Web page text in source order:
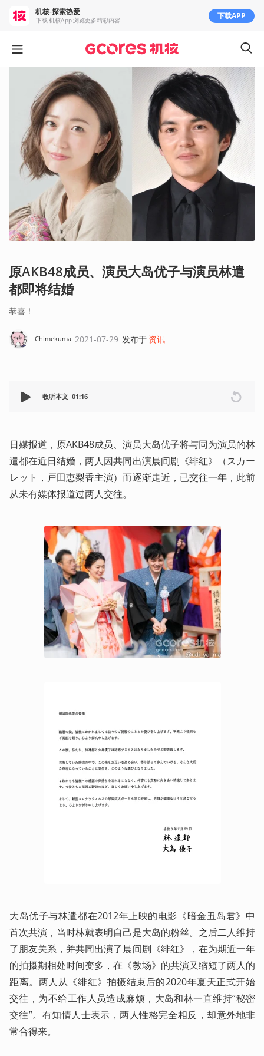
原AKB48成员、演员大岛优子与演员林遣
都即将结婚
恭喜！
Chimekuma 2021-07-29 发布于 资讯
收听本文 01:16
日媒报道，原AKB48成员、演员大岛优子将与同为演员的林
遣都在近日结婚，两人因共同出演晨间剧《绯红》（スカー
レット，戸田恵梨香主演）而逐渐走近，已交往一年，此前
从未有媒体报道过两人交往。
大岛优子与林遣都在2012年上映的电影《暗金丑岛君》中
首次共演，当时林就表明自己是大岛的粉丝。之后二人维持
了朋友关系，并共同出演了晨间剧《绯红》，在为期近一年
的拍摄期相处时间变多，在《教场》的共演又缩短了两人的
距离。两人从《绯红》拍摄结束后的2020年夏天正式开始
交往，为不给工作人员造成麻烦，大岛和林一直维持“秘密
交往”。有知情人士表示，两人性格完全相反，却意外地非
常合得来。
机核-探索热爱
下载 机核App 浏览更多精彩内容 下载APP